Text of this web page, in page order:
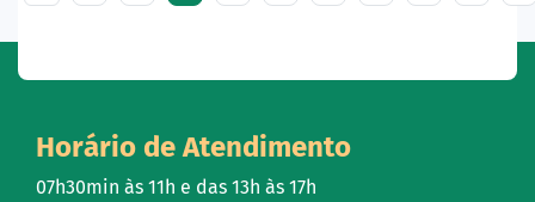
Horário de Atendimento
07h30min às 11h e das 13h às 17h